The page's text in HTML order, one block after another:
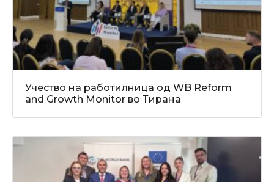
Учество на работилница од WB Reform
and Growth Monitor во Тирана